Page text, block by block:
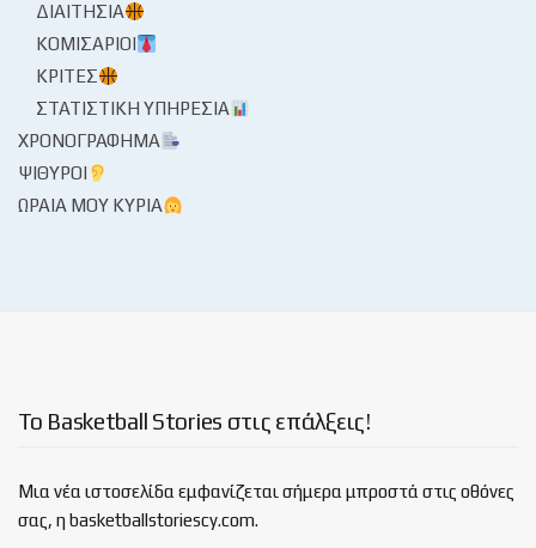
ΔΙΑΙΤΗΣΊΑ
ΚΟΜΙΣΆΡΙΟΙ
ΚΡΙΤΈΣ
ΣΤΑΤΙΣΤΙΚΉ ΥΠΗΡΕΣΊΑ
ΧΡΟΝΟΓΡΆΦΗΜΑ
ΨΊΘΥΡΟΙ
ΩΡΑΊΑ ΜΟΥ ΚΥΡΊΑ
Το Basketball Stories στις επάλξεις!
Μια νέα ιστοσελίδα εμφανίζεται σήμερα μπροστά στις οθόνες
σας, η basketballstoriescy.com.